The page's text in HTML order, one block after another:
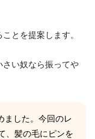
とを提案します。
さい奴なら振ってや
ました。今回のレ
、髪の毛にピンを